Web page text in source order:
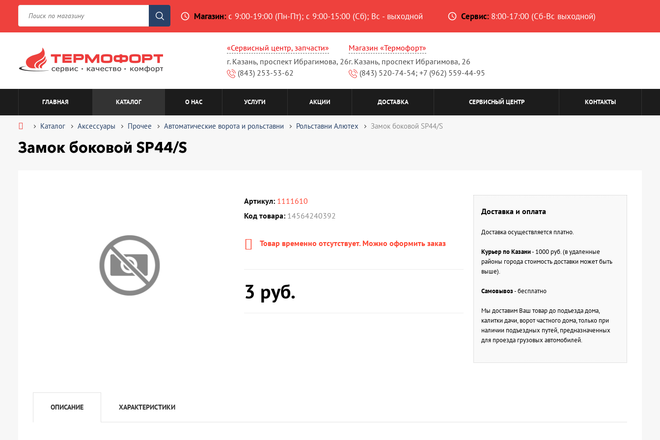
access_time Магазин:с 9:00-19:00 (Пн-Пт); с 9:00-15:00 (Сб); Вс - выходной access_time Сервис: 8:00-17:00 (Сб-Вс выходной)
«Сервисный центр, запчасти»
г. Казань, проспект Ибрагимова, 26
(843) 253-53-62
Магазин «Термофорт»
г. Казань, проспект Ибрагимова, 26
(843) 520-74-54; +7 (962) 559-44-95
ГЛАВНАЯ КАТАЛОГ О НАС УСЛУГИ АКЦИИ ДОСТАВКА СЕРВИСНЫЙ ЦЕНТР КОНТАКТЫ
Каталог Аксессуары Прочее Автоматические ворота и рольставни Рольставни Алютех Замок боковой SP44/S
Замок боковой SP44/S
Артикул: 1111610
Код товара: 14564240392
Товар временно отсутствует. Можно оформить заказ
3 руб.
Доставка и оплата
Доставка осуществляется платно.
Курьер по Казани- 1000 руб. (в удаленные
районы города стоимость доставки может быть
выше).
Самовывоз- бесплатно
Мы доставим Ваш товар до подъезда дома,
калитки дачи, ворот частного дома, только при
наличии подъездных путей, предназначенных
для проезда грузовых автомобилей.
ОПИСАНИЕ ХАРАКТЕРИСТИКИ